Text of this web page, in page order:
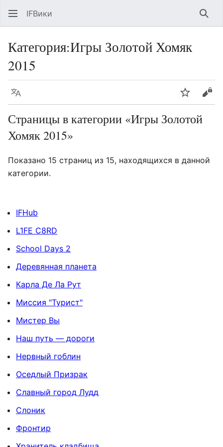
IFВики
Категория:Игры Золотой Хомяк
2015
Язык Следить
Страницы в категории «Игры Золотой
Хомяк 2015»
Показано 15 страниц из 15, находящихся в данной
категории.
IFHub
L1FE C8RD
School Days 2
Деревянная планета
Карла Де Ла Рут
Миссия "Турист"
Мистер Вы
Наш путь — дороги
Нервный гоблин
Оседлый Призрак
Славный город Лудд
Слоник
Фронтир